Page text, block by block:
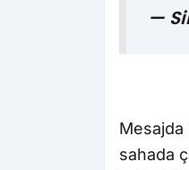
—
Mesajda
sahada